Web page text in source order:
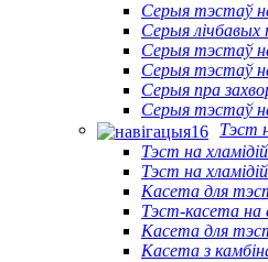
Серыя тэстаў
Серыя
Серыя тэстаў
Серыя тэстаў
Серыя пра
Серыя тэстаў
Тэст
Тэст на
Тэст на
Касета для
Тэст-касета на
Касета для
Касета з